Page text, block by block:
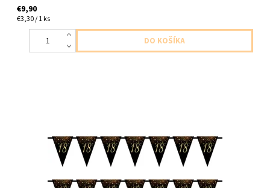
€9,90
€3,30 / 1 ks